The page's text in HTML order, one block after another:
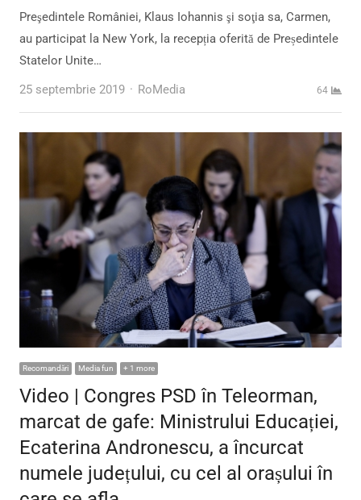
Preşedintele României, Klaus Iohannis şi soţia sa, Carmen,
au participat la New York, la recepția oferită de Președintele
Statelor Unite…
25 septembrie 2019
Author
RoMedia 64
Recomandări Media fun + 1 more
Video | Congres PSD în Teleorman,
marcat de gafe: Ministrului Educației,
Ecaterina Andronescu, a încurcat
numele județului, cu cel al orașului în